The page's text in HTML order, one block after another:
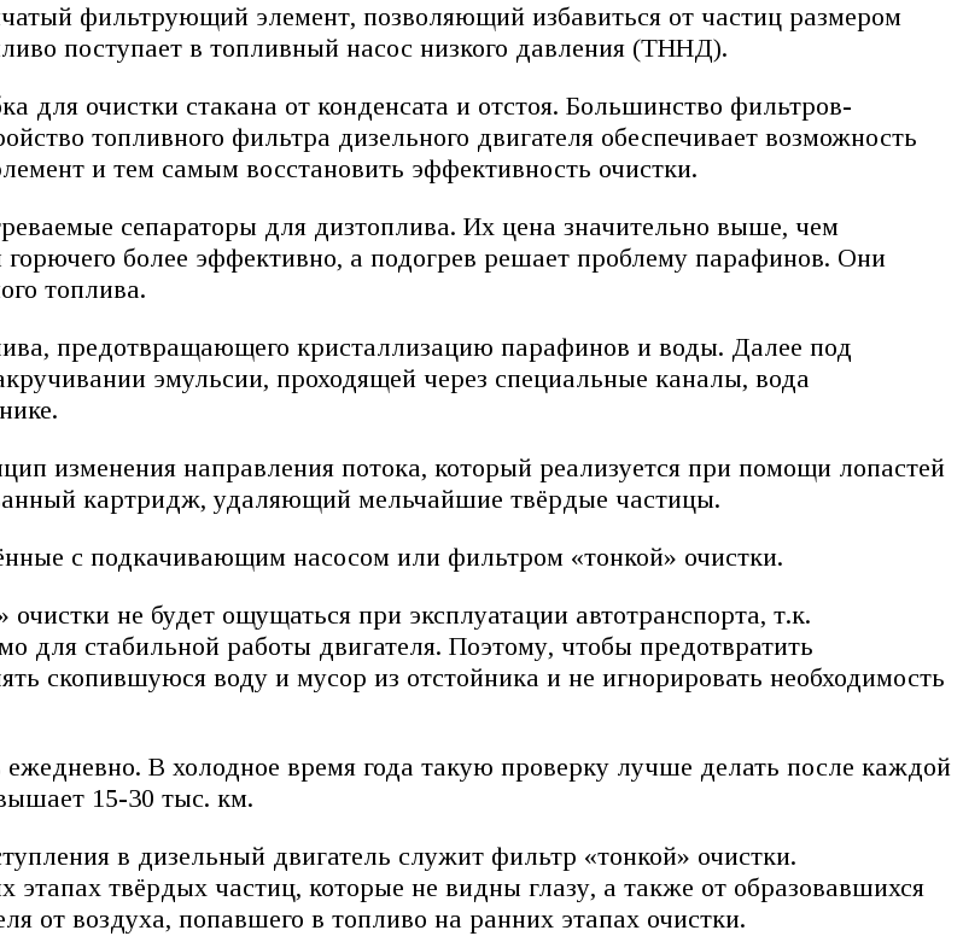
фильтрующий элемент, позволяющий избавиться от частиц размером
поступает в топливный насос низкого давления (ТННД).
для очистки стакана от конденсата и отстоя. Большинство фильтров-
топливного фильтра дизельного двигателя обеспечивает возможность
и тем самым восстановить эффективность очистки.
сепараторы для дизтоплива. Их цена значительно выше, чем
более эффективно, а подогрев решает проблему парафинов. Они
топлива.
предотвращающего кристаллизацию парафинов и воды. Далее под
эмульсии, проходящей через специальные каналы, вода
изменения направления потока, который реализуется при помощи лопастей
картридж, удаляющий мельчайшие твёрдые частицы.
с подкачивающим насосом или фильтром «тонкой» очистки.
не будет ощущаться при эксплуатации автотранспорта, т.к.
для стабильной работы двигателя. Поэтому, чтобы предотвратить
скопившуюся воду и мусор из отстойника и не игнорировать необходимость
ежедневно. В холодное время года такую проверку лучше делать после каждой
15-30 тыс. км.
в дизельный двигатель служит фильтр «тонкой» очистки.
твёрдых частиц, которые не видны глазу, а также от образовавшихся
от воздуха, попавшего в топливо на ранних этапах очистки.